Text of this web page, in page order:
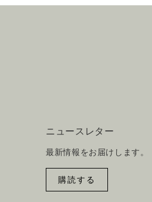
ニュースレター
最新情報をお届けします。
購読する